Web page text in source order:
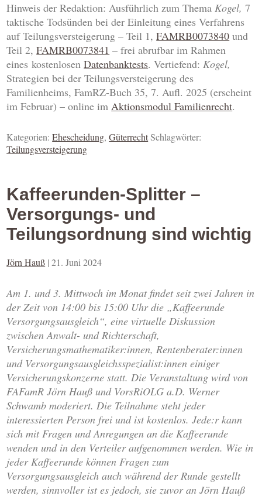
Hinweis der Redaktion: Ausführlich zum ThemaKogel, 7
taktische Todsünden bei der Einleitung eines Verfahrens
auf Teilungsversteigerung – Teil 1,FAMRB0073840 und
Teil 2,FAMRB0073841 – frei abrufbar im Rahmen
eines kostenlosenDatenbanktests.Vertiefend:Kogel,
Strategien bei der Teilungsversteigerung des
Familienheims, FamRZ-Buch 35, 7. Aufl. 2025 (erscheint
im Februar) – online imAktionsmodul Familienrecht.
Kategorien:Ehescheidung,GüterrechtSchlagwörter:
Teilungsversteigerung
Kaffeerunden-Splitter –
Versorgungs- und
Teilungsordnung sind wichtig
Jörn Hauß |21. Juni 2024
Am 1. und 3. Mittwoch im Monat findet seit zwei Jahren in
der Zeit von 14:00 bis 15:00 Uhr die „Kaffeerunde
Versorgungsausgleich“, eine virtuelle Diskussion
zwischen Anwalt- und Richterschaft,
Versicherungsmathematiker:innen, Rentenberater:innen
und Versorgungsausgleichsspezialist:innen einiger
Versicherungskonzerne statt. Die Veranstaltung wird von
FAFamR Jörn Hauß und VorsRiOLG a.D. Werner
Schwamb moderiert. Die Teilnahme steht jeder
interessierten Person frei und ist kostenlos. Jede:r kann
sich mit Fragen und Anregungen an die Kaffeerunde
wenden und in den Verteiler aufgenommen werden. Wie in
jeder Kaffeerunde können Fragen zum
Versorgungsausgleich auch während der Runde gestellt
werden, sinnvoller ist es jedoch, sie zuvor an Jörn Hauß